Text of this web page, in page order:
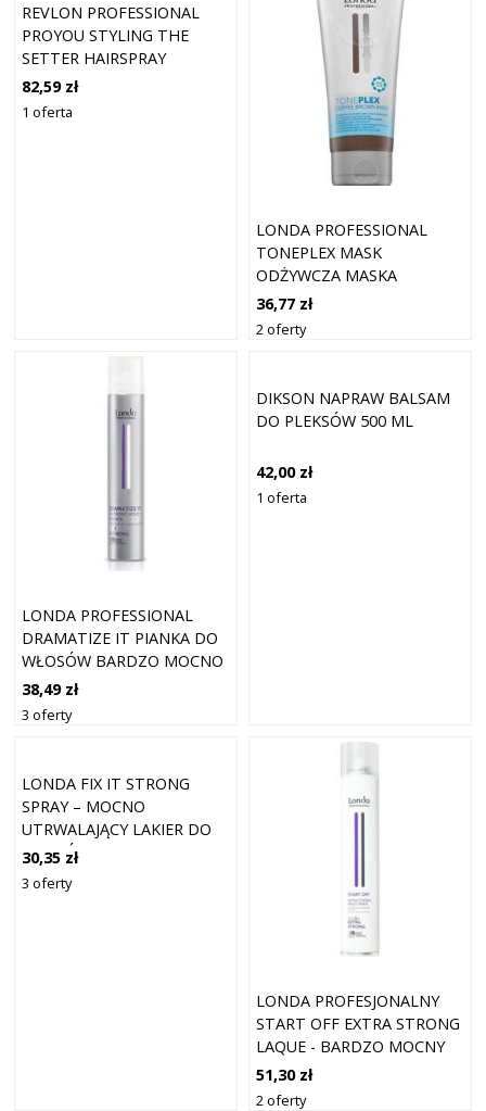
REVLON PROFESSIONAL
PROYOU STYLING THE
SETTER HAIRSPRAY
MEDIUM LAKIERY DO
WŁOSÓW 500 ML DAMSKI
82,59 zł
1 oferta
LONDA PROFESSIONAL
TONEPLEX MASK
ODŻYWCZA MASKA
KOLORYZUJĄCA DO
BRĄZOWYCH ODCIENI
COFFEE BROWN 200 ML
36,77 zł
2 oferty
LONDA PROFESSIONAL
DRAMATIZE IT PIANKA DO
WŁOSÓW BARDZO MOCNO
UTRWALAJĄCY 500 ML
38,49 zł
3 oferty
DIKSON NAPRAW BALSAM
DO PLEKSÓW 500 ML
42,00 zł
1 oferta
LONDA FIX IT STRONG
SPRAY – MOCNO
UTRWALAJĄCY LAKIER DO
WŁOSÓW, 500ML
30,35 zł
3 oferty
LONDA PROFESJONALNY
START OFF EXTRA STRONG
LAQUE - BARDZO MOCNY
LAKIER UTRWALAJĄCY DO
WŁOSÓW - 500ML
51,30 zł
2 oferty